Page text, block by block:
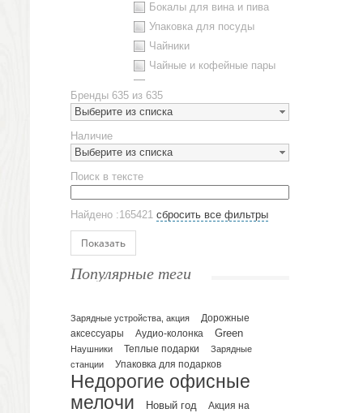
Бокалы для вина и пива
Упаковка для посуды
Чайники
Чайные и кофейные пары
Наборы посуды
Предметы сервировки
Стаканы
Эко кружки
ЕВРОПОСУДА
Аксессуары
Ежедневники и блокноты
Датированные ежедневники
Планинги и телефонные книжки
Планинги датированные
Планинги недатированные
Телефонные книжки
Бренды 635 из 635
Выберите из списка
Наличие
Выберите из списка
Поиск в тексте
Найдено :165421 сбросить все фильтры
Показать
Популярные теги
Зарядные устройства, акция
Дорожные
аксессуары
Аудио-колонка Green
Наушники Теплые подарки
Зарядные
станции
Упаковка для подарков
Недорогие офисные
мелочи
Новый год
Акция на